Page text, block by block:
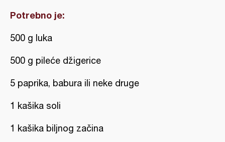
Potrebno je:
500 g luka
500 g pileće džigerice
5 paprika, babura ili neke druge
1 kašika soli
1 kašika biljnog začina